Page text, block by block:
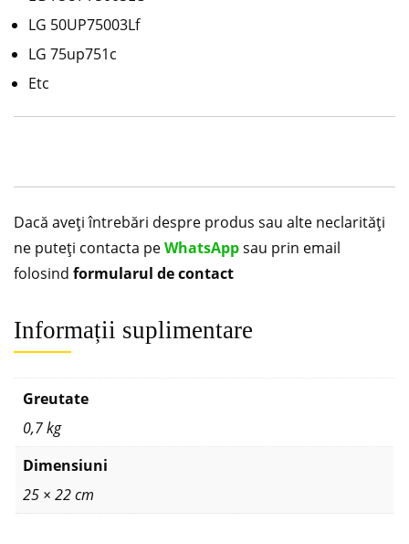
LG 50UP75003Lf
LG 75up751c
Etc
Dacă aveți întrebări despre produs sau alte neclarități
ne puteți contacta peWhatsAppsau prin email
folosind formularul de contact
Informații suplimentare
Greutate
0,7 kg
Dimensiuni
25 × 22 cm